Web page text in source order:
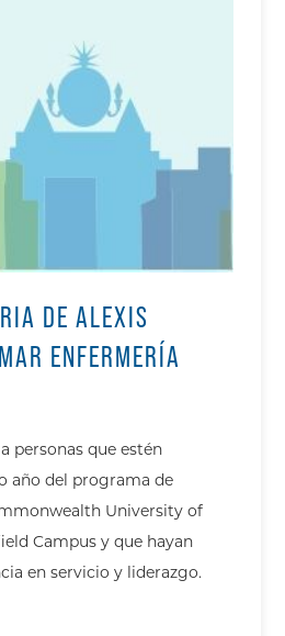
DE ALEXIS
ENFERMERÍA
personas que estén
año del programa de
University of
Campus y que hayan
en servicio y liderazgo.